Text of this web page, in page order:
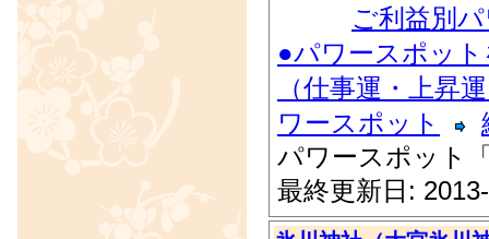
ご利益別
●パワースポッ
（仕事運・上昇
ワースポット
パワースポット
最終更新日: